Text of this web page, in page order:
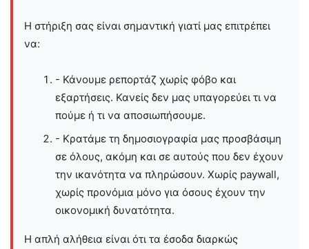
Η στήριξη σας είναι σημαντική γιατί μας επιτρέπει
να:
- Κάνουμε ρεπορτάζ χωρίς φόβο και
εξαρτήσεις. Κανείς δεν μας υπαγορεύει τι να
πούμε ή τι να αποσιωπήσουμε.
- Κρατάμε τη δημοσιογραφία μας προσβάσιμη
σε όλους, ακόμη και σε αυτούς που δεν έχουν
την ικανότητα να πληρώσουν. Χωρίς paywall,
χωρίς προνόμια μόνο για όσους έχουν την
οικονομική δυνατότητα.
Η απλή αλήθεια είναι ότι τα έσοδα διαρκώς